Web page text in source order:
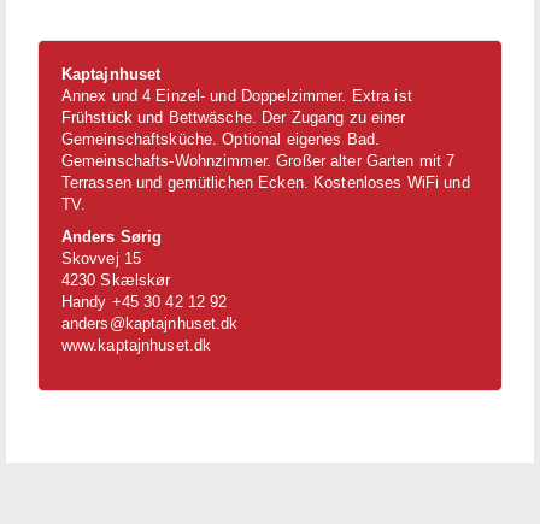
Kaptajnhuset
Annex und 4 Einzel- und Doppelzimmer. Extra ist
Frühstück und Bettwäsche. Der Zugang zu einer
Gemeinschaftsküche. Optional eigenes Bad.
Gemeinschafts-Wohnzimmer. Großer alter Garten mit 7
Terrassen und gemütlichen Ecken. Kostenloses WiFi und
TV.
Anders Sørig
Skovvej 15
4230 Skælskør
Handy +45 30 42 12 92
anders@kaptajnhuset.dk
www.kaptajnhuset.dk